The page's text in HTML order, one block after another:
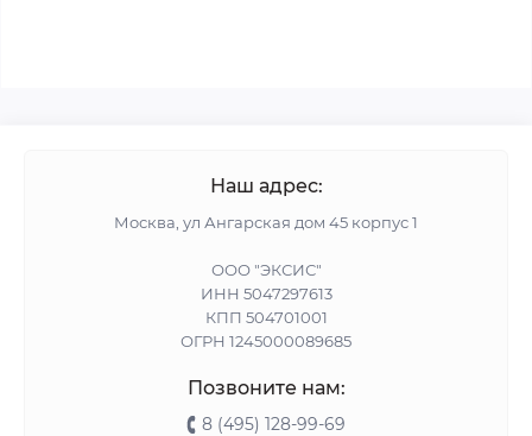
Наш адрес:
Москва, ул Ангарская дом 45 корпус 1
ООО "ЭКСИС"
ИНН 5047297613
КПП 504701001
ОГРН 1245000089685
Позвоните нам:
8 (495) 128-99-69